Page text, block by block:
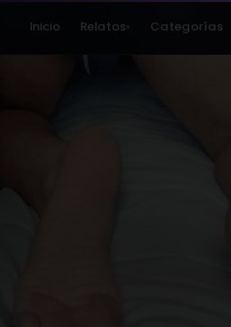
Inicio Relatos▾ Categorías